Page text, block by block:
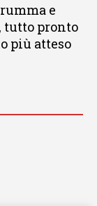
e
tutto pronto
più atteso